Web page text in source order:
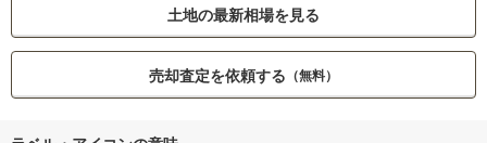
土地の最新相場を見る
売却査定を依頼する （無料）